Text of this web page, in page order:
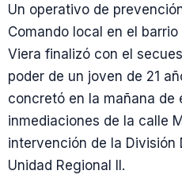
Un operativo de
Comando local en el
Viera finalizó con el
poder de un joven de 21
concretó en la mañana de
inmediaciones de la calle
intervención de la División
Unidad Regional II.